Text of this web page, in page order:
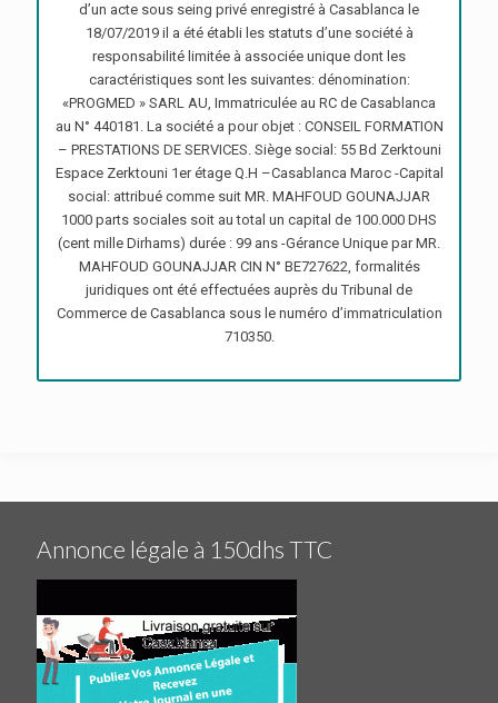
d’un acte sous seing privé enregistré à Casablanca le
18/07/2019 il a été établi les statuts d’une société à
responsabilité limitée à associée unique dont les
caractéristiques sont les suivantes: dénomination:
«PROGMED » SARL AU, Immatriculée au RC de Casablanca
au N° 440181. La société a pour objet : CONSEIL FORMATION
– PRESTATIONS DE SERVICES. Siège social: 55 Bd Zerktouni
Espace Zerktouni 1er étage Q.H –Casablanca Maroc -Capital
social: attribué comme suit MR. MAHFOUD GOUNAJJAR
1000 parts sociales soit au total un capital de 100.000 DHS
(cent mille Dirhams) durée : 99 ans -Gérance Unique par MR.
MAHFOUD GOUNAJJAR CIN N° BE727622, formalités
juridiques ont été effectuées auprès du Tribunal de
Commerce de Casablanca sous le numéro d’immatriculation
710350.
Annonce légale à 150dhs TTC